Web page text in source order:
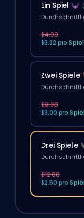
Ein Spiel
$4.00
$3.32 pro Spiel
Zwei Spiele
$8.00
$3.00 pro Spiel
Drei Spiele
$12.00
$2.50 pro Spiel